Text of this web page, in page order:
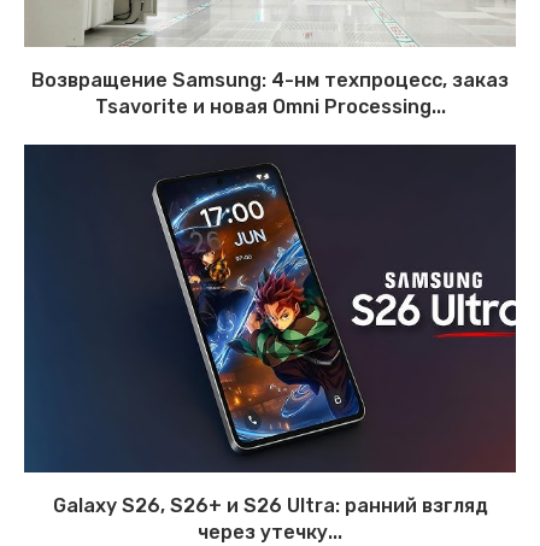
Возвращение Samsung: 4-нм техпроцесс, заказ
Tsavorite и новая Omni Processing...
Galaxy S26, S26+ и S26 Ultra: ранний взгляд
через утечку...